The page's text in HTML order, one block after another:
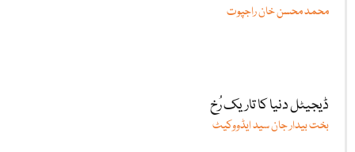
محمد محسن خان راجپوت
ڈیجیٹل دنیا کا تاریک رُخ
بخت بیدار جان سید ایڈووکیٹ